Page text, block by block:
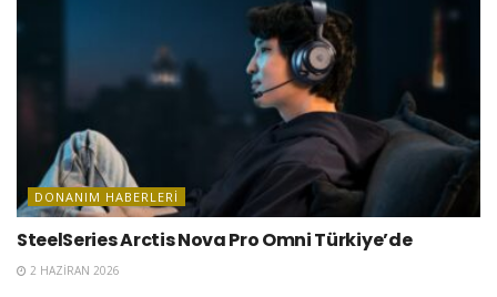
DONANIM HABERLERI
SteelSeries Arctis Nova Pro Omni Türkiye’de
2 HAZIRAN 2026